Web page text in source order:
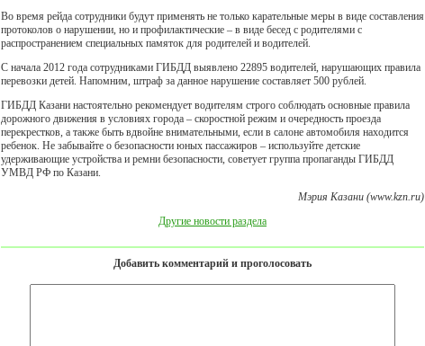
Во время рейда сотрудники будут применять не только карательные меры в виде составления
протоколов о нарушении, но и профилактические – в виде бесед с родителями с
распространением специальных памяток для родителей и водителей.
С начала 2012 года сотрудниками ГИБДД выявлено 22895 водителей, нарушающих правила
перевозки детей. Напомним, штраф за данное нарушение составляет 500 рублей.
ГИБДД Казани настоятельно рекомендует водителям строго соблюдать основные правила
дорожного движения в условиях города – скоростной режим и очередность проезда
перекрестков, а также быть вдвойне внимательными, если в салоне автомобиля находится
ребенок. Не забывайте о безопасности юных пассажиров – используйте детские
удерживающие устройства и ремни безопасности, советует группа пропаганды ГИБДД
УМВД РФ по Казани.
Мэрия Казани (www.kzn.ru)
Другие новости раздела
Добавить комментарий и проголосовать